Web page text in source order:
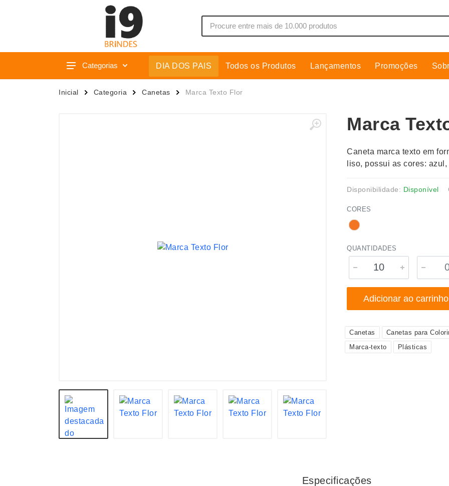
Categorias
Acessórios p/ Celular
Caixas de Som
Cooler
Cozinha
Cuidados Pessoais
DIA DOS PAIS Todos os Produtos Lançamentos Promoções
Inicial Categoria Canetas Marca Texto Flor
Marca
Caneta marca texto em
liso, possui as cores:
Disponibilidade: Disponível
CORES
QUANTIDADES
Adicionar ao carrinho
Canetas
Canetas para
Marca-texto
Plásticas
Especificações